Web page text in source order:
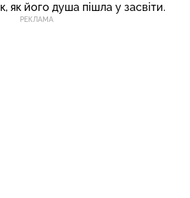
як його душа пішла у засвіти.
РЕКЛАМА